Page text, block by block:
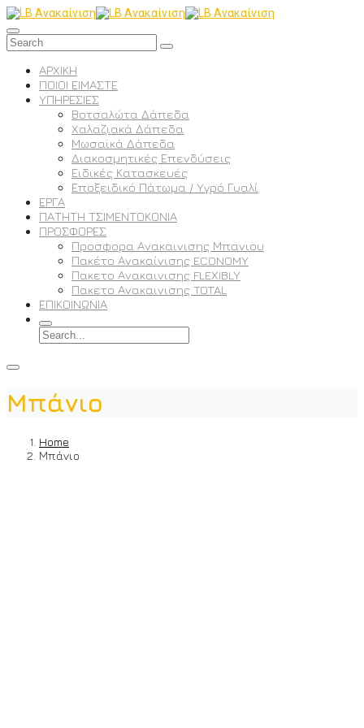
ΑΡΧΙΚΗ
ΠΟΙΟΙ ΕΙΜΑΣΤΕ
ΥΠΗΡΕΣΙΕΣ
Βοτσαλώτα Δάπεδα
Χαλαζιακά Δάπεδα
Μωσαϊκά Δάπεδα
Διακοσμητικές Επενδύσεις
Ειδικές Κατασκευές
Εποξειδικό Πάτωμα / Υγρό Γυαλί
ΕΡΓΑ
ΠΑΤΗΤΗ ΤΣΙΜΕΝΤΟΚΟΝΙΑ
ΠΡΟΣΦΟΡΕΣ
Προσφορα Ανακαινισης Μπανιου
Πακέτο Ανακαίνισης ECONOMY
Πακετο Ανακαινισης FLEXIBLY
Πακετο Ανακαινισης TOTAL
ΕΠΙΚΟΙΝΩΝΙΑ
Μπάνιο
Home
Μπάνιο